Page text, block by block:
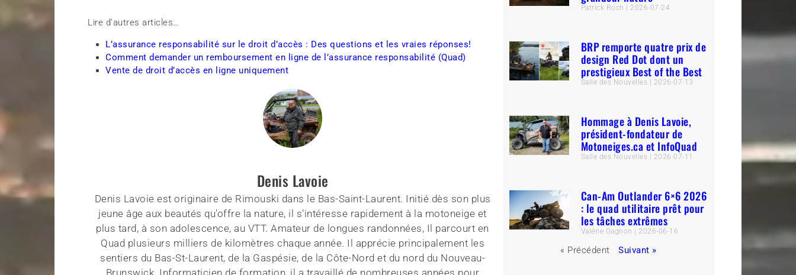
Lire d’autres articles…
L’assurance responsabilité sur le droit d’accès : Des questions et les vraies réponses!
Comment demander un remboursement en ligne de l’assurance responsabilité (Quad)
Vente de droit d’accès en ligne uniquement
Denis Lavoie
Denis Lavoie est originaire de Rimouski dans le Bas-Saint-Laurent. Initié dès son plus
jeune âge aux beautés qu'offre la nature, il s'intéresse rapidement à la motoneige et
plus tard, à son adolescence, au VTT. Amateur de longues randonnées, Il parcourt en
Quad plusieurs milliers de kilomètres chaque année. Il apprécie principalement les
sentiers du Bas-St-Laurent, de la Gaspésie, de la Côte-Nord et du nord du Nouveau-
Brunswick. Informaticien de formation, il a travaillé de nombreuses années pour
Patrick Roch 2026-07-24
BRP remporte quatre prix de
design Red Dot dont un
prestigieux Best of the Best
Salle des Nouvelles 2026-07-13
Hommage à Denis Lavoie,
président-fondateur de
Motoneiges.ca et InfoQuad
Salle des Nouvelles 2026-07-11
Can-Am Outlander 6×6 2026
: le quad utilitaire prêt pour
les tâches extrêmes
Valérie Gagnon 2026-06-16
« Précédent Suivant »